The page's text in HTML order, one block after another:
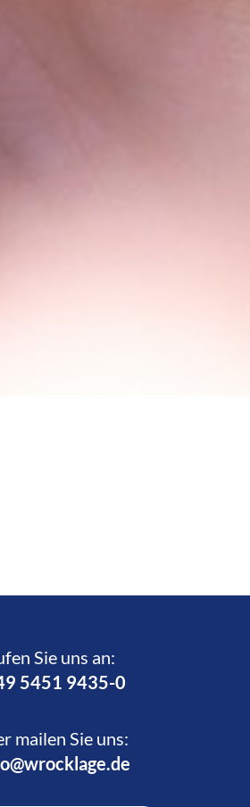
Sie uns an:­
5451 9435-0
mailen Sie uns: